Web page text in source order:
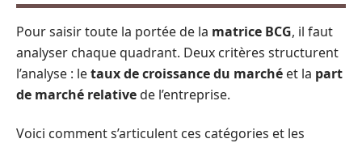
Pour saisir toute la portée de la matrice BCG, il faut
analyser chaque quadrant. Deux critères structurent
l’analyse : letaux de croissance du marché et la part
de marché relativede l’entreprise.
Voici comment s’articulent ces catégories et les